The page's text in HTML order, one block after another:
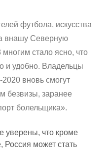
футбола, искусства
внашу Северную
стало ясно, что
и удобно. Владельцы
вновь смогут
безвизы, заранее
болельщика».
уверены, что кроме
Россия может стать